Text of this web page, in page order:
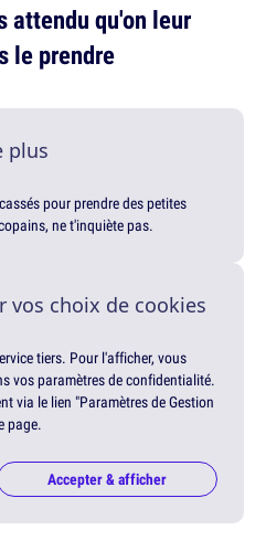
attendu qu'on leur
le prendre
plus
pour prendre des petites
ne t'inquiète pas.
vos choix de cookies
tiers. Pour l'afficher, vous
vos paramètres de confidentialité.
via le lien "Paramètres de Gestion
page.
Accepter & afficher